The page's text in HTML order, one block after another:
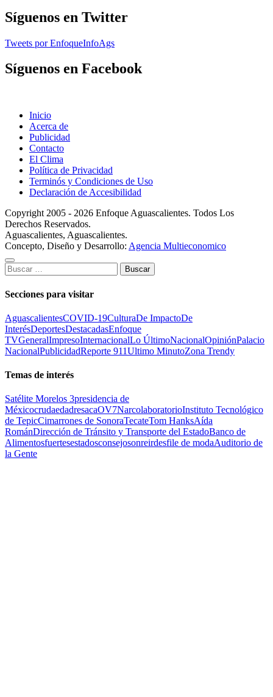
Síguenos en Twitter
Tweets por EnfoqueInfoAgs
Síguenos en Facebook
Inicio
Acerca de
Publicidad
Contacto
El Clima
Política de Privacidad
Terminós y Condiciones de Uso
Declaración de Accesibilidad
Copyright 2005 - 2026 Enfoque Aguascalientes. Todos Los
Derechos Reservados.
Aguascalientes, Aguascalientes.
Concepto, Diseño y Desarrollo: Agencia Multieconomico
Buscar:
Secciones para visitar
AguascalientesCOVID-19CulturaDe ImpactoDe
InterésDeportesDestacadasEnfoque
TVGeneralImpresoInternacionalLo ÚltimoNacionalOpiniónPalacio
NacionalPublicidadReporte 911Ultimo MinutoZona Trendy
Temas de interés
Satélite Morelos 3presidencia de
MéxicocrudaedadresacaOV7NarcolaboratorioInstituto Tecnológico
de TepicCimarrones de SonoraTecateTom HanksAída
RománDirección de Tránsito y Transporte del EstadoBanco de
Alimentosfuertesestadosconsejosonreirdesfile de modaAuditorio de
la Gente